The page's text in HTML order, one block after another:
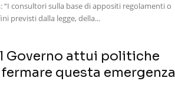
“I consultori sulla base di appositi regolamenti o
previsti dalla legge, della...
Governo attui politiche
questa emergenza